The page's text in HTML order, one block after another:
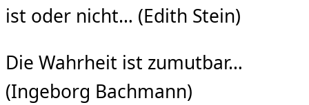
ist oder nicht… (Edith Stein)
Die Wahrheit ist zumutbar…
(Ingeborg Bachmann)